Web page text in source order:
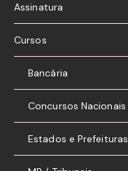
Assinatura
Cursos
Bancária
Concursos Nacionais
Estados e Prefeituras